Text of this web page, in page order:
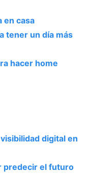
en casa
tener un día más
hacer home
digital en
predecir el futuro